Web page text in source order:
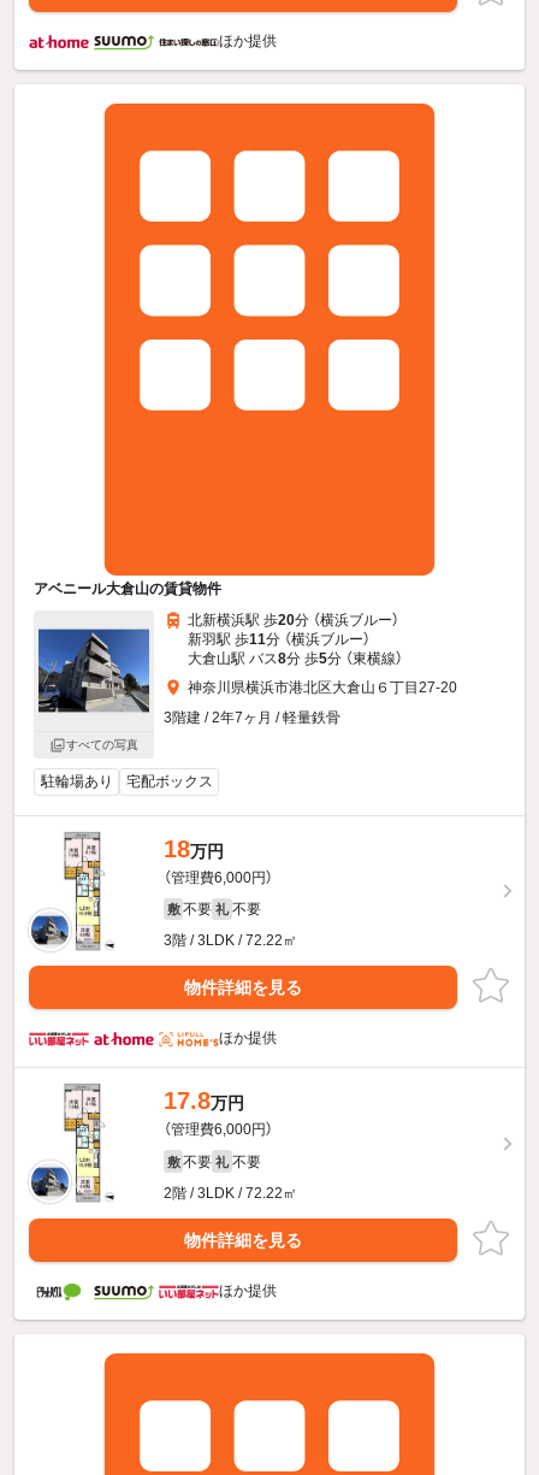
ほか提供
アベニール大倉山の賃貸物件
すべての写真
北新横浜駅 歩20分 （横浜ブルー）
新羽駅 歩11分 （横浜ブルー）
大倉山駅 バス8分 歩5分 （東横線）
神奈川県横浜市港北区大倉山６丁目27-20
3階建 / 2年7ヶ月 / 軽量鉄骨
駐輪場あり 宅配ボックス
18万円
（管理費6,000円）
敷 不要 礼 不要
3階 / 3LDK / 72.22㎡
物件詳細を見る
ほか提供
17.8万円
（管理費6,000円）
敷 不要 礼 不要
2階 / 3LDK / 72.22㎡
物件詳細を見る
ほか提供